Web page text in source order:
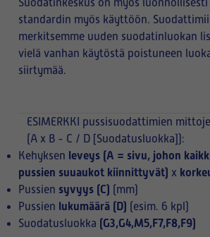
Suodatinkeskus on myös
standardin myös käyttöön.
merkitsemme uuden suodatinluokan
vielä vanhan käytöstä poistuneen
siirtymää.
ESIMERKKI pussisuodattimien
(A x B - C / D [Suodatusluokka]):
Kehyksen leveys (A = sivu, johon
pussien suuaukot kiinnittyvät) x
Pussien syvyys (C) (mm)
Pussien lukumäärä (D) (esim. 6 kpl)
Suodatusluokka (G3,G4,M5,F7,F8,F9)